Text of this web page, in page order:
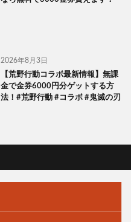
2026年8月3日
【荒野行動コラボ最新情報】無課
金で金券6000円分ゲットする方
法！#荒野行動 #コラボ #鬼滅の刃